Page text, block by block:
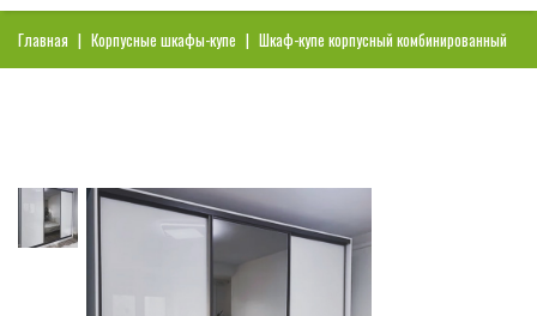
Главная | Корпусные шкафы-купе | Шкаф-купе корпусный комбинированный